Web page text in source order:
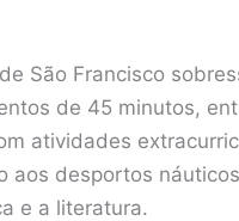
São Francisco
de 45 minutos,
atividades
aos desportos
e a literatura.